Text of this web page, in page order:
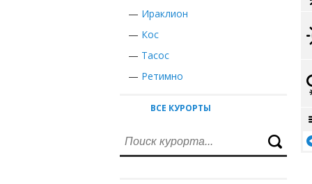
— Ираклион
— Кос
— Тасос
— Ретимно
ВСЕ КУРОРТЫ